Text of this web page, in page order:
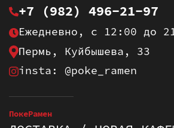
+7 (982) 496-21-97
Ежедневно, с 12:00 до
Пермь, Куйбышева, 33
insta: @poke_ramen
ПокеРамен